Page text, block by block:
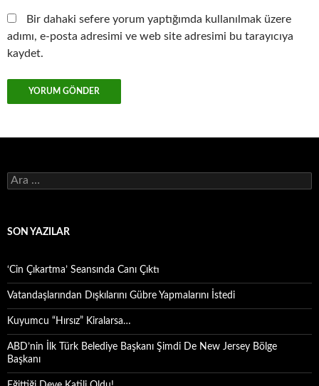
Bir dahaki sefere yorum yaptığımda kullanılmak üzere
adımı, e-posta adresimi ve web site adresimi bu tarayıcıya
kaydet.
Arama:
SON YAZILAR
‘Cin Çıkartma’ Seansında Canı Çıktı
Vatandaşlarından Dışkılarını Gübre Yapmalarını İstedi
Kuyumcu “Hırsız” Kiralarsa…
ABD’nin İlk Türk Belediye Başkanı Şimdi De New Jersey Bölge
Başkanı